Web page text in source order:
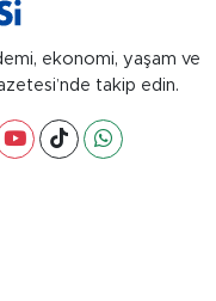
ekonomi, yaşam ve
takip edin.